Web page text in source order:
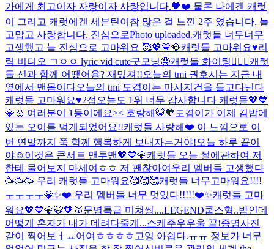
가에게 최고이자 자랑이자 사랑입니다.🖤❤️ 물론 나에겐 캐럿
이 그리고 캐럿에겐 세븐틴이 참 많은 걸 느낀 2주 였습니다. 늘
고맙고 사랑합니다. 진심으로Photo uploaded.캐럿들 너무너무
고생했고 늘 진심으로 고마워요 🥰💖💙💎캐럿들 고마워요♥️리
릭 비디오 ㄱㅇㅇ lyric vid cute굿모닝🤤캐럿들 화이팅❤️‍🔥🔥캐럿
들 신과 함께 어땠어용? 재밌져!!오늘의 tmi 권호시는 지금 내
옆에서 맨몸이다오늘의 tmi 도겸이는 마사지건을 들고다닌다
캐럿들 고마워요♥️2점 오늘도 1위 너무 감사합니다 캐럿들💖💙
💎🥇 여러분이 1등이에요>< 호랑해🐯🧡 도겸이가 이제 김밥에
있는 오이를 먹게되었어요!!캐럿들 사랑해❤️ 이 느낌으로 이
번 연말까지 쭉 함께 행복하게 보내자는거야!오늘 하루 끝이
야☺️ 이것은 콘서트 맨투맨💖💙💎캐럿들 오늘 썰에관하여 저
한테 물어보지 마세여ㅎㅎ 저 괜찮아여 우리 멤버들 고생했다
🥳🥳🥳 우리 캐럿들 고마워요🥰🥰🥰캐럿들 너무고마워요!!!!
ㅜㅜㅜㅜ💎✨❤️ 우리 멤버들 너무 멋있다!!!!!❤️✨캐럿들 고마
워요💖💙💎🐯🧡🥇문명특급 미쳐썽....LEGEND쿱스형..밤인데
어떻게 혼자가 내가 데려다줄게...스케주우우울 끝!증명사진
같이 찍어보ㅓㅛ어여ㅎㅎㅎㅎ 고잉 아쉽다.ㅠㅠ 정보가 너무